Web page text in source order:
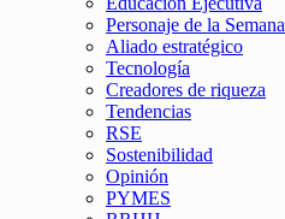
Personaje de la Semana
Aliado estratégico
Tecnología
Creadores de riqueza
Tendencias
RSE
Sostenibilidad
Opinión
PYMES